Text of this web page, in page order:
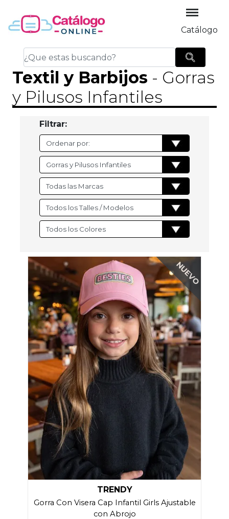
Catálogo
Textil y Barbijos - Gorras
y Pilusos Infantiles
Filtrar:
NUEVO
TRENDY
Gorra Con Visera Cap Infantil Girls Ajustable
con Abrojo